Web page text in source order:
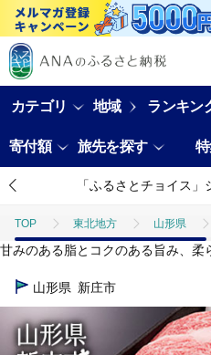
カテゴリ 地域 ランキン
寄付額 旅先を探す
「ふるさとチョイス
TOP 東北地方 山形県
TOP 肉 産地直送 山形牛
TOP 肉
TOP 肉 山形牛
甘みのある脂とコクのある旨み、柔
山形県 新庄市